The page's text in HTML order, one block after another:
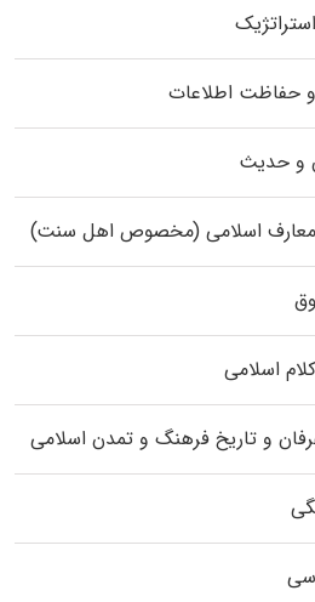
حفاظت اطلاعات
و حدیث
معارف اسلامی (مخصوص اهل سنت)
اسلامی
و تاریخ فرهنگ و تمدن اسلامی